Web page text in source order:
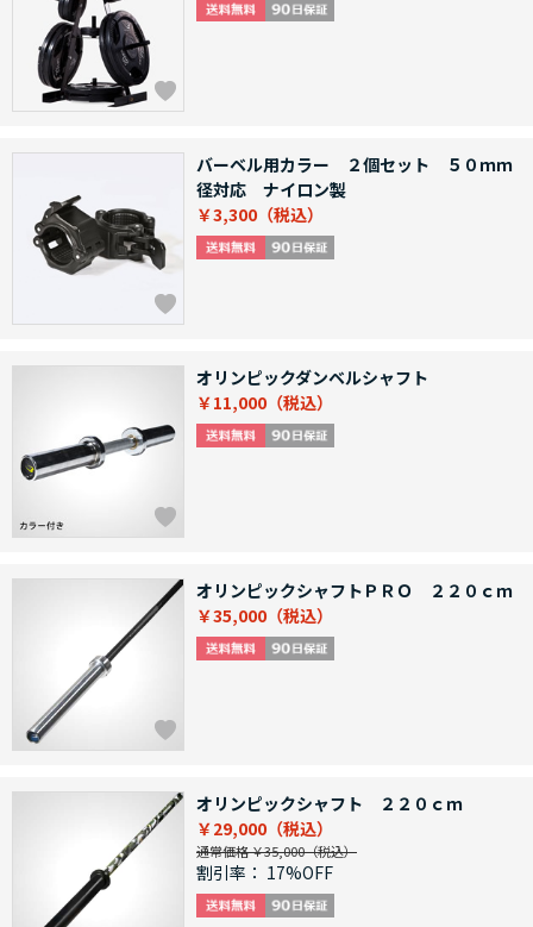
バーベル用カラー ２個セット ５０ｍｍ
径対応 ナイロン製
￥3,300
オリンピックダンベルシャフト
￥11,000
オリンピックシャフトＰＲＯ ２２０ｃｍ
￥35,000
オリンピックシャフト ２２０ｃｍ
￥29,000
通常価格 ￥35,000
割引率： 17%OFF